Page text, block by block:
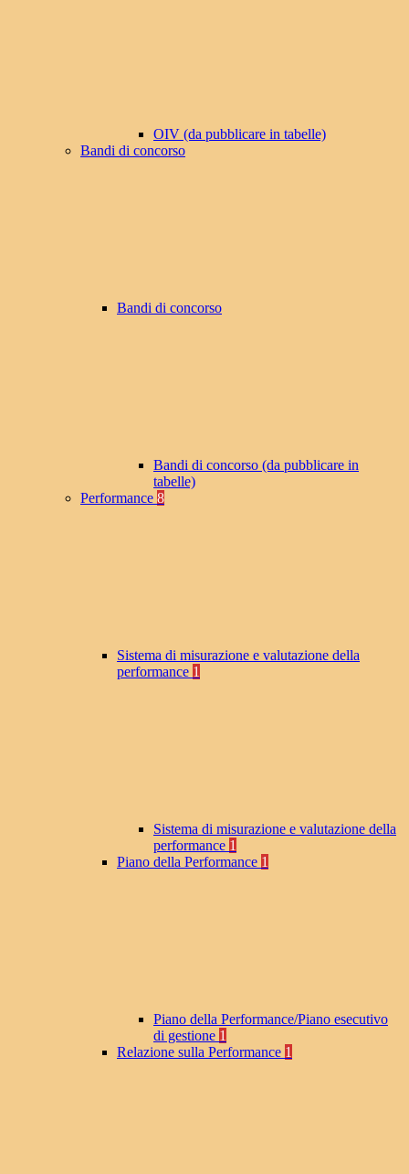
OIV (da pubblicare in tabelle)
Bandi di concorso
Bandi di concorso
Bandi di concorso (da pubblicare in
tabelle)
Performance 8
Sistema di misurazione e valutazione della
performance 1
Sistema di misurazione e valutazione della
performance 1
Piano della Performance 1
Piano della Performance/Piano esecutivo
di gestione 1
Relazione sulla Performance 1